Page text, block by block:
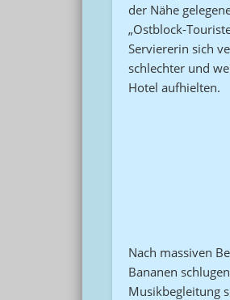
der Nähe
„Ostblock-
Serviererin sich
schlechter und
Hotel aufhielten.
Nach massiven
Bananen
Musikbegleitung